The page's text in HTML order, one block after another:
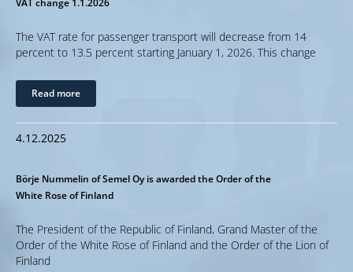
VAT change 1.1.2026
The VAT rate for passenger transport will decrease from 14
percent to 13.5 percent starting January 1, 2026. This change
Read more
4.12.2025
Börje Nummelin of Semel Oy is awarded the Order of the
White Rose of Finland
The President of the Republic of Finland, Grand Master of the
Order of the White Rose of Finland and the Order of the Lion of
Finland